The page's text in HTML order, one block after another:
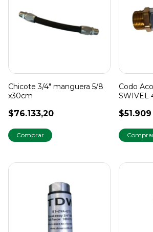
Chicote 3/4" manguera 5/8
x30cm
$76.133,20
Codo
SWIVEL
$51.909